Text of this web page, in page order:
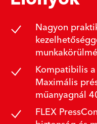
Nagyon
Kompatibilis
Maximális
műanyagnál
FLEX